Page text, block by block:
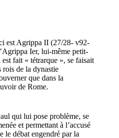
est Agrippa II (27/28- v92-
Ier, lui-même petit-
fait « tétrarque », se faisait
rois de la dynastie
que dans la
de Rome.
qui lui pose problème, se
et permettant à l’accusé
le débat engendré par la